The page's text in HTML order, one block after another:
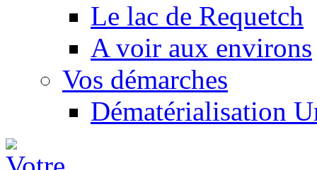
Le lac de Requetch
A voir aux environs
Vos démarches
Dématérialisation